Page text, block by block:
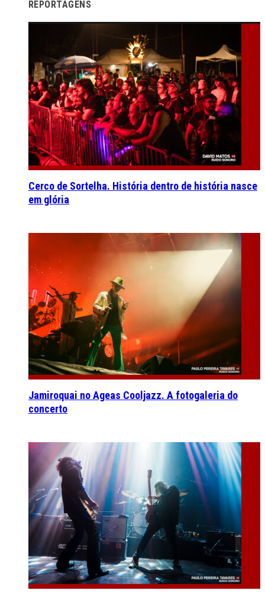
REPORTAGENS
Cerco de Sortelha. História dentro de história nasce
em glória
Jamiroquai no Ageas Cooljazz. A fotogaleria do
concerto